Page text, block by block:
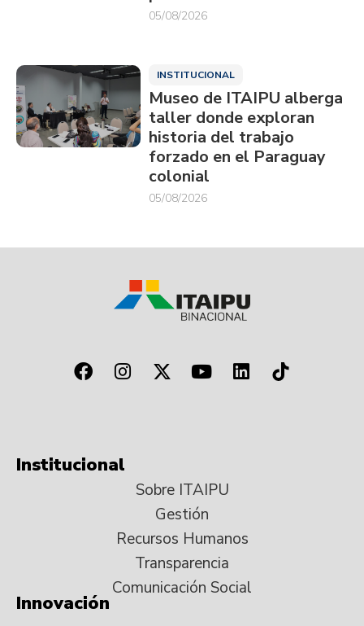
05/08/2026
INSTITUCIONAL
Museo de ITAIPU alberga
taller donde exploran
historia del trabajo
forzado en el Paraguay
colonial
05/08/2026
Institucional
Sobre ITAIPU
Gestión
Recursos Humanos
Transparencia
Comunicación Social
Innovación